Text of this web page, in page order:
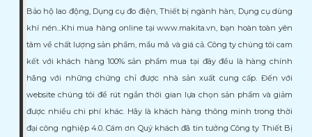
Bảo hộ lao động, Dụng cụ đo điện, Thiết bị ngành hàn, Dụng cụ dùng
khí nén...Khi mua hàng online tại www.makita.vn, bạn hoàn toàn yên
tâm về chất lượng sản phẩm, mẩu mã và giá cả. Công ty chúng tôi cam
kết với khách hàng 100% sản phẩm mua tại đây đều là hàng chính
hãng với những chứng chỉ được nhà sản xuất cung cấp. Đến với
website chúng tôi để rút ngắn thời gian lựa chọn sản phẩm và giảm
được nhiều chi phí khác. Hãy là khách hàng thông minh trong thời
đại công nghiệp 4.0. Cám ơn Quý khách đã tin tưởng Công ty Thiết Bị